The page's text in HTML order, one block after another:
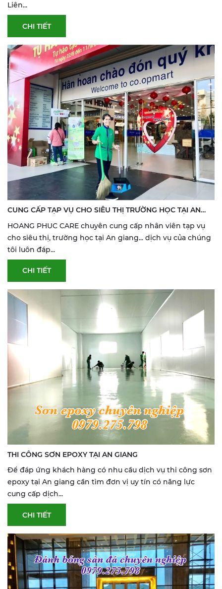
Liên...
CHI TIẾT
CUNG CẤP TẠP VỤ CHO SIÊU THỊ TRƯỜNG HỌC TẠI AN
GIANG
HOANG PHUC CARE chuyên cung cấp nhân viên tạp vụ
cho siêu thị, trường học tại An giang... dịch vụ của chúng
tôi luôn đáp...
CHI TIẾT
THI CÔNG SƠN EPOXY TẠI AN GIANG
Để đáp ứng khách hàng có nhu cầu dịch vụ thi công sơn
epoxy tại An giang cần tìm đơn vị uy tín có năng lực
cung cấp dịch...
CHI TIẾT